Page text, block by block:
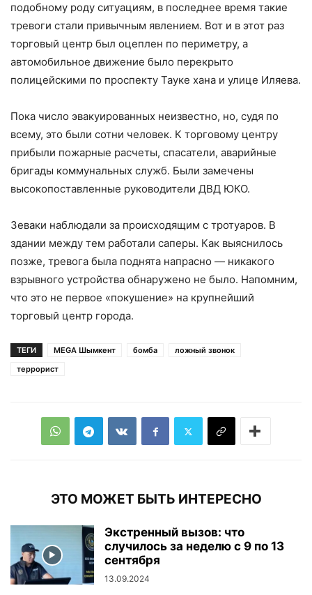
подобному роду ситуациям, в последнее время такие
тревоги стали привычным явлением. Вот и в этот раз
торговый центр был оцеплен по периметру, а
автомобильное движение было перекрыто
полицейскими по проспекту Тауке хана и улице Иляева.
Пока число эвакуированных неизвестно, но, судя по
всему, это были сотни человек. К торговому центру
прибыли пожарные расчеты, спасатели, аварийные
бригады коммунальных служб. Были замечены
высокопоставленные руководители ДВД ЮКО.
Зеваки наблюдали за происходящим с тротуаров. В
здании между тем работали саперы. Как выяснилось
позже, тревога была поднята напрасно — никакого
взрывного устройства обнаружено не было. Напомним,
что это не первое «покушение» на крупнейший
торговый центр города.
ТЕГИ MEGA Шымкент бомба
ложный звонок
террорист
ЭТО МОЖЕТ БЫТЬ ИНТЕРЕСНО
Экстренный вызов: что
случилось за неделю с 9 по 13
сентября
13.09.2024